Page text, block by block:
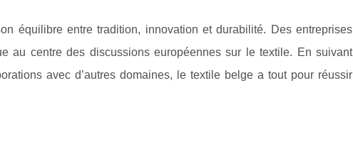
équilibre entre tradition, innovation et durabilité. Des entreprises
au centre des discussions européennes sur le textile. En suivant
avec d’autres domaines, le textile belge a tout pour réussir